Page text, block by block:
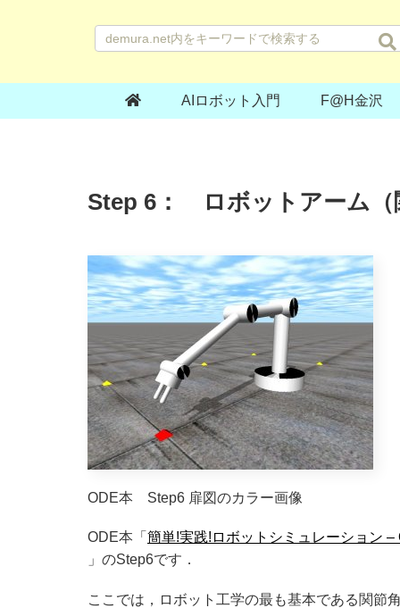
AIロボット入門 F@H金沢
Step 6： ロボットアーム（
ODE本 Step6 扉図のカラー画像
ODE本「 簡単!実践!ロボットシミュレーション
」のStep6です．
ここでは，ロボット工学の最も基本である関節